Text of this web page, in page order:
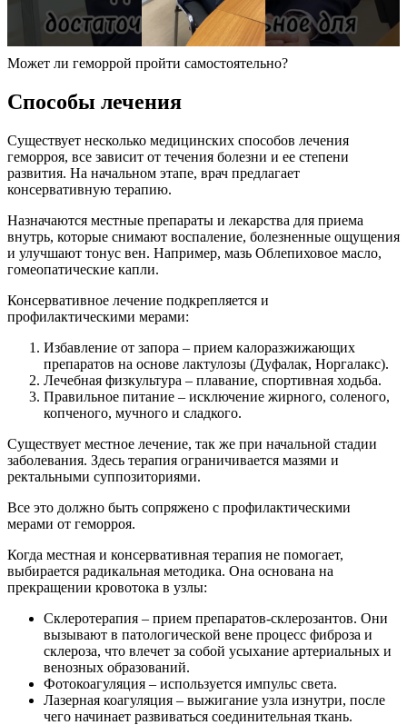
Может ли геморрой пройти самостоятельно?
Способы лечения
Существует несколько медицинских способов лечения
геморроя, все зависит от течения болезни и ее степени
развития. На начальном этапе, врач предлагает
консервативную терапию.
Назначаются местные препараты и лекарства для приема
внутрь, которые снимают воспаление, болезненные ощущения
и улучшают тонус вен. Например, мазь Облепиховое масло,
гомеопатические капли.
Консервативное лечение подкрепляется и
профилактическими мерами:
Избавление от запора – прием калоразжижающих
препаратов на основе лактулозы (Дуфалак, Норгалакс).
Лечебная физкультура – плавание, спортивная ходьба.
Правильное питание – исключение жирного, соленого,
копченого, мучного и сладкого.
Существует местное лечение, так же при начальной стадии
заболевания. Здесь терапия ограничивается мазями и
ректальными суппозиториями.
Все это должно быть сопряжено с профилактическими
мерами от геморроя.
Когда местная и консервативная терапия не помогает,
выбирается радикальная методика. Она основана на
прекращении кровотока в узлы:
Склеротерапия – прием препаратов-склерозантов. Они
вызывают в патологической вене процесс фиброза и
склероза, что влечет за собой усыхание артериальных и
венозных образований.
Фотокоагуляция – используется импульс света.
Лазерная коагуляция – выжигание узла изнутри, после
чего начинает развиваться соединительная ткань.